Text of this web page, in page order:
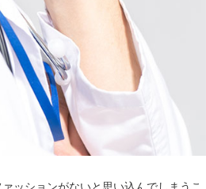
ッションがないと思い込んでしまうこ